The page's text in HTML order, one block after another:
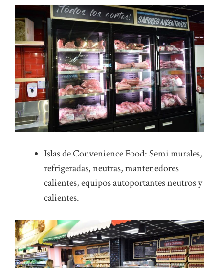
Islas de Convenience Food: Semi murales,
refrigeradas, neutras, mantenedores
calientes, equipos autoportantes neutros y
calientes.